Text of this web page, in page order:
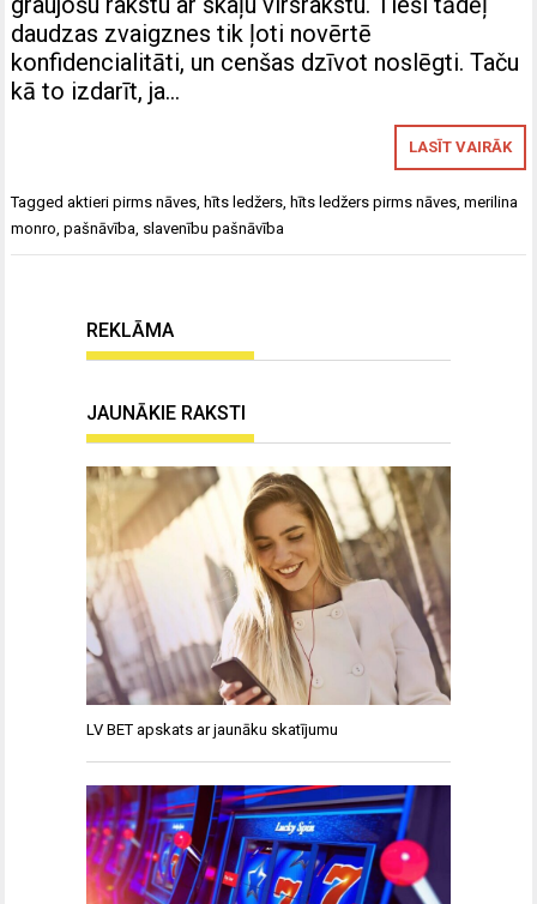
daudzas zvaigznes tik ļoti novērtē
konfidencialitāti, un cenšas dzīvot noslēgti. Taču
kā to izdarīt, ja…
LASĪT VAIRĀK
Taggedaktieri pirms nāves ,hīts ledžers ,hīts ledžers pirms nāves ,merilina
monro ,pašnāvība slavenību pašnāvība
REKLĀMA
JAUNĀKIE RAKSTI
LV BET apskats ar jaunāku skatījumu